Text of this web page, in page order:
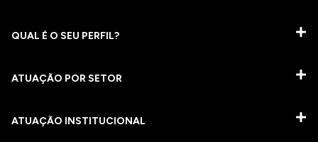
QUAL É O SEU PERFIL?
ATUAÇÃO POR SETOR
ATUAÇÃO INSTITUCIONAL